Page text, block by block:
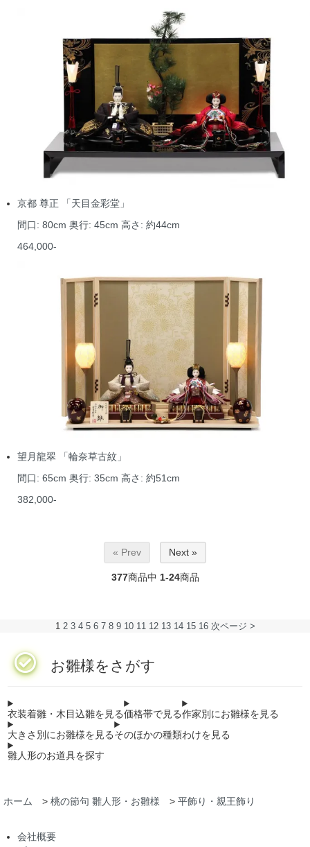
京都 尊正 「天目金彩堂」
間口: 80cm 奥行: 45cm 高さ: 約44cm
464,000-
望月龍翠 「輪奈草古紋」
間口: 65cm 奥行: 35cm 高さ: 約51cm
382,000-
« Prev Next »
377商品中 1-24商品
1 2 3 4 5 6 7 8 9 10 11 12 13 14 15 16 次ページ >
お雛様をさがす
衣装着雛・木目込雛を見る価格帯で見る作家別にお雛様を見る
大きさ別にお雛様を見るそのほかの種類わけを見る
雛人形のお道具を探す
ホーム > 桃の節句 雛人形・お雛様 > 平飾り・親王飾り
会社概要